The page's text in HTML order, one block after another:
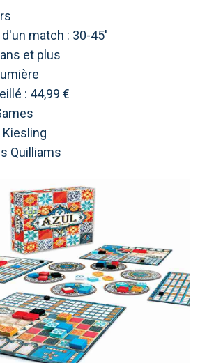
match : 30-45'
et plus
: 44,99 €
Quilliams